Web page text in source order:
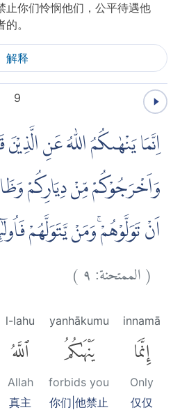
止你们怜悯他们，公平待遇他
。
解释
9
اِنَّمَا يَنْهٰىكُمُ اللّٰهُ عَنِ الَّذِيْنَ
وَاَخْرَجُوْكُمْ مِّنْ دِيَارِكُمْ
اَنْ تَوَلَّوْهُمْۚ وَمَنْ يَّتَوَلَّهُمْ
(الممتحنة:٩)
innamā
إِنَّمَا
Only
仅仅
yanhākumu
يَنْهَىٰكُمُ
forbids you
你们|他禁止
l-lahu
ٱللَّهُ
Allah
真主